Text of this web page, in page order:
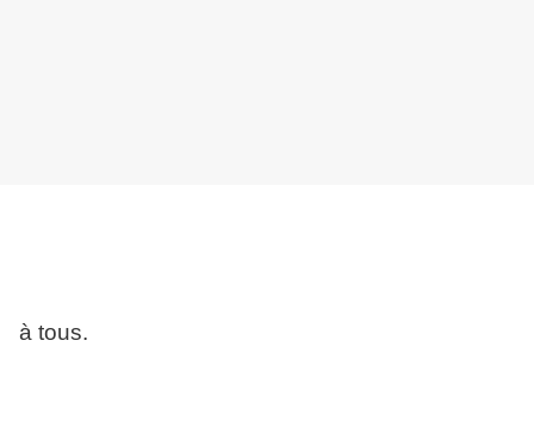
à tous.